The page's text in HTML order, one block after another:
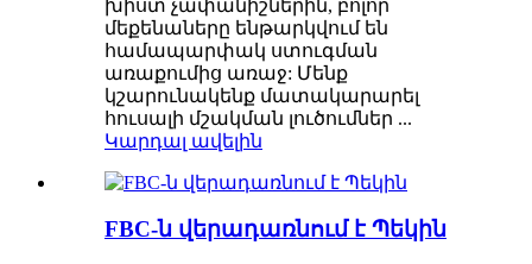
խիստ չափանիշներին, բոլոր
մեքենաները ենթարկվում են
համապարփակ ստուգման
առաքումից առաջ: Մենք
կշարունակենք մատակարարել
հուսալի մշակման լուծումներ ...
Կարդալ ավելին
FBC-ն վերադառնում է Պեկին